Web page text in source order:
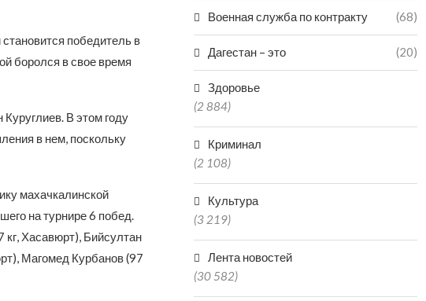
победитель в
боролся в свое время
В этом году
в нем, поскольку
махачкалинской
на турнире 6 побед.
кг, Хасавюрт), Бийсултан
Магомед Курбанов (97
Военная служба по контракту (68)
Дагестан – это (20)
Здоровье
(2 884)
Криминал
(2 108)
Культура
(3 219)
Лента новостей
(30 582)